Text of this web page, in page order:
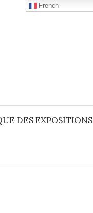
DES EXPOSITIONS
French